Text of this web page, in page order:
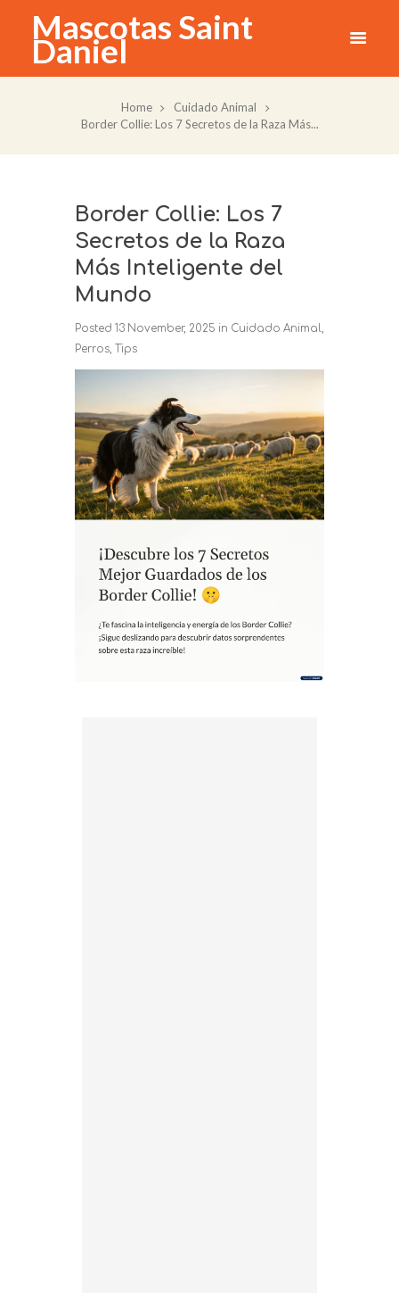
Mascotas Saint
Daniel
Home
Cuidado Animal
Border Collie: Los 7 Secretos de la Raza Más...
Border Collie: Los 7
Secretos de la Raza
Más Inteligente del
Mundo
Posted 13 November, 2025 in Cuidado Animal
Perros Tips